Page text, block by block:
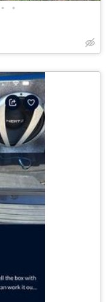
• •